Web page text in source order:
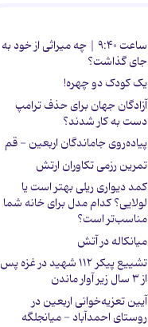
ساعت ۹:۴۰ | چه میراثی از خود به
جای گذاشت؟
یک کودک دو چهره!
آزادگان جهان برای حذف ترامپ
دست به کار شدند؟
پیاده‌روی جاماندگان اربعین - قم
تمرین رزمی تکاوران ارتش
کمد دیواری ریلی بهتر است یا
لولایی؟ کدام مدل برای خانه شما
مناسب‌تر است؟
میانکاله در آتش
تشییع پیکر ۱۱۲ شهید در غزه پس
از ۳ سال زیر آوار ماندن
آیین تعزیه‌خوانی اربعین در
روستای احمدآباد - میانجلگه